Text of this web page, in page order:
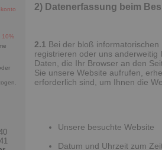
10%
2) Datenerfassung beim
2.1 Bei der bloß
registrieren oder uns
Daten, die Ihr Browser an den
Sie unsere Website aufrufen,
erforderlich sind, um Ihnen die
Unsere besuchte Website
Datum und Uhrzeit zum